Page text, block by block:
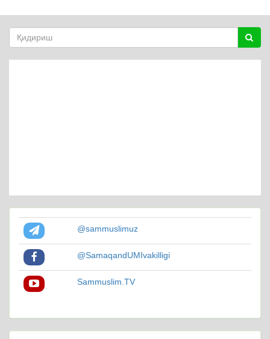
@sammuslimuz
@SamaqandUMIvakilligi
Sammuslim.TV